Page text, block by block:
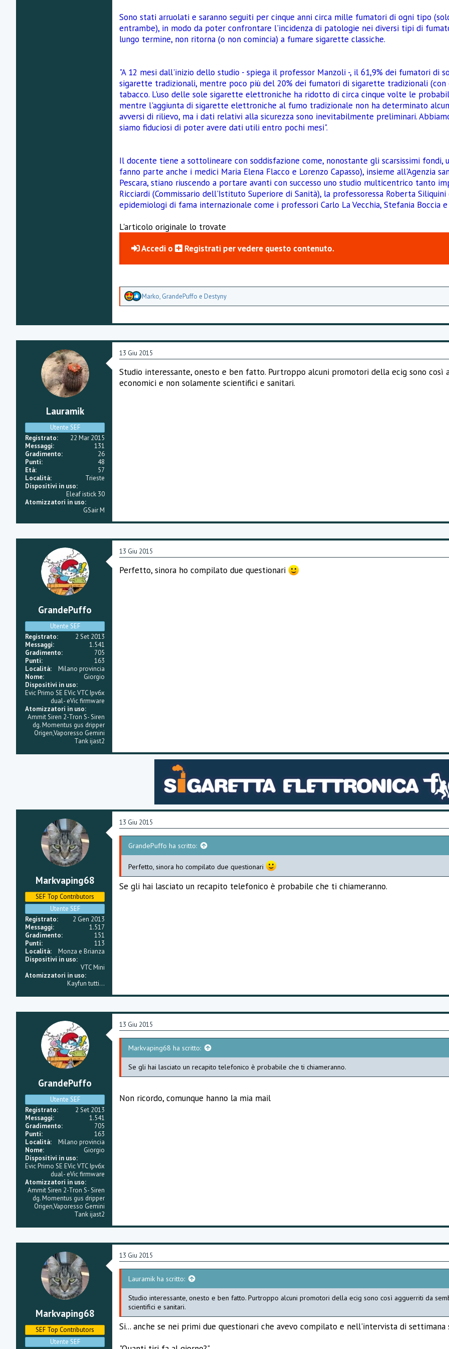
Sono stati arruolati e saranno seguiti per cinque anni circa mille fumatori di ogni tipo
entrambe), in modo da poter confrontare l'incidenza di patologie nei diversi tipi di
lungo termine, non ritorna (o non comincia) a fumare sigarette classiche.
"A 12 mesi dall'inizio dello studio - spiega il professor Manzoli -, il 61,9% dei fumatori di
sigarette tradizionali, mentre poco più del 20% dei fumatori di sigarette tradizionali
tabacco. L'uso delle sole sigarette elettroniche ha ridotto di circa cinque volte le
mentre l'aggiunta di sigarette elettroniche al fumo tradizionale non ha determinato
avversi di rilievo, ma i dati relativi alla sicurezza sono inevitabilmente preliminari.
siamo fiduciosi di poter avere dati utili entro pochi mesi".
Il docente tiene a sottolineare con soddisfazione come, nonostante gli scarsissimi
fanno parte anche i medici Maria Elena Flacco e Lorenzo Capasso), insieme all'Agenzia
Pescara, stiano riuscendo a portare avanti con successo uno studio multicentrico tanto
Ricciardi (Commissario dell'Istituto Superiore di Sanità), la professoressa Roberta
epidemiologi di fama internazionale come i professori Carlo La Vecchia, Stefania Boccia
L'articolo originale lo trovate
Accedi o Registrati per vedere questo contenuto.
A
e
z
a
m
n
t
Marko, GrandePuffo e Destyny
Lauramik
Utente SEF
Registrato
22 Mar 2015
Messaggi
131
Gradimento
26
Punti
48
Età
57
Località
Trieste
Dispositivi in uso
Eleaf istick 30
Atomizzatori in uso
GSair M
13 Giu 2015
Studio interessante, onesto e ben fatto. Purtroppo alcuni promotori della ecig sono
economici e non solamente scientifici e sanitari.
GrandePuffo
Utente SEF
Registrato
2 Set 2013
Messaggi
1.541
Gradimento
705
Punti
163
Località
Milano provincia
Nome
Giorgio
Dispositivi in uso
Evic Primo SE EVic VTC Ipv6x
dual- eVic firmware
Atomizzatori in uso
Ammit Siren 2-Tron S- Siren
dg. Momentus gus dripper
Origen,Vaporesso Gemini
Tank ijast2
13 Giu 2015
Perfetto, sinora ho compilato due questionari
Markvaping68
SEF Top Contributors
Utente SEF
Registrato
2 Gen 2013
Messaggi
1.517
Gradimento
151
Punti
113
Località
Monza e Brianza
Dispositivi in uso
VTC Mini
Atomizzatori in uso
Kayfun tutti...
13 Giu 2015
GrandePuffo ha scritto:
Perfetto, sinora ho compilato due questionari
Se gli hai lasciato un recapito telefonico è probabile che ti chiameranno.
GrandePuffo
Utente SEF
Registrato
2 Set 2013
Messaggi
1.541
Gradimento
705
Punti
163
Località
Milano provincia
Nome
Giorgio
Dispositivi in uso
Evic Primo SE EVic VTC Ipv6x
dual- eVic firmware
Atomizzatori in uso
Ammit Siren 2-Tron S- Siren
dg. Momentus gus dripper
Origen,Vaporesso Gemini
Tank ijast2
13 Giu 2015
Markvaping68 ha scritto:
Se gli hai lasciato un recapito telefonico è probabile che ti chiameranno.
Non ricordo, comunque hanno la mia mail
Markvaping68
SEF Top Contributors
Utente SEF
13 Giu 2015
Lauramik ha scritto:
Studio interessante, onesto e ben fatto. Purtroppo alcuni promotori della ecig sono così agguerriti da
scientifici e sanitari.
Si... anche se nei primi due questionari che avevo compilato e nell'intervista di settimana